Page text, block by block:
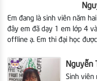
Em đang là sinh viên năm
đây em đã dạy 1 em lớp 4
offline ạ. Em thi đại học
Nguyễn
Sinh viên